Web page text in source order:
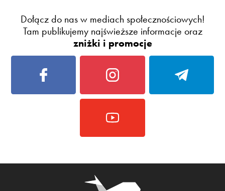
Dołącz do nas w mediach społecznościowych!
Tam publikujemy najświeższe informacje oraz
zniżki i promocje